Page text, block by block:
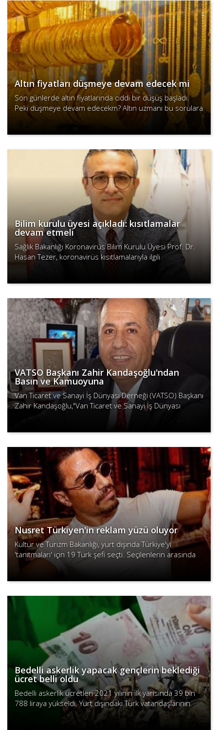
Altın fiyatları düşmeye devam edecek mi
Son günlerde altın fiyatlarında ciddi bir düşüş başladı.
Peki düşmeye devam edecekm? Altın uzmanı bu sorulara
Bilim kurulu üyesi açıkladı: kısıtlamalar
devam etmeli
Sağlık Bakanlığı Koronavirüs Bilim Kurulu Üyesi Prof. Dr.
Hasan Tezer, koronavirüs kısıtlamalarıyla ilgili
VATSO Başkanı Zahir Kandaşoğlu'ndan
Basın ve Kamuoyuna
Van Ticaret ve Sanayi İş Dünyası Derneği (VATSO) Başkanı
Zahir Kandaşoğlu,"Van Ticaret ve Sanayi İş Dünyası
Derneği (VATSO) Başkanı Zahir Kandaşoğlu,"Bilindiğ..
Nusret Türkiyen'in reklam yüzü oluyor
Kültür ve Turizm Bakanlığı, yurt dışında Türkiye'yi
'tanıtmaları' için 19 Türk şefi seçti. Seçilenlerin arasında
görgüsüzlüğün sembolü olarak bilinen Nusret Gökçe de
Devamını Oku
Bedelli askerlik yapacak gençlerin beklediği
ücret belli oldu
Bedelli askerlik ücretleri 2021 yılının ilk yarısında 39 bin
788 liraya yükseldi. Yurt dışındaki Türk vatandaşlarının
döviz üzerinden yaptıkları ödemelere ise kur ayarı y..